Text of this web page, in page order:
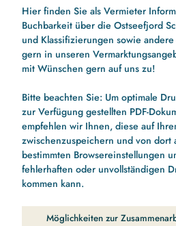
Hier finden Sie als Vermieter
Buchbarkeit über die Ostseefjord
und Klassifizierungen sowie
gern in unseren
mit Wünschen gern auf uns zu!
Bitte beachten Sie: Um optimale
zur Verfügung gestellten PDF-
empfehlen wir Ihnen, diese auf
zwischenzuspeichern und von dort
bestimmten Browsereinstellungen
fehlerhaften oder unvollständigen
kommen kann.
Möglichkeiten zur